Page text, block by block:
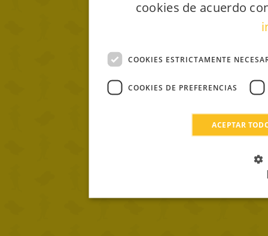
cookies de acuerdo
COOKIES ESTRICTAMENTE
COOKIES DE PREFERENCIAS
ACEPTAR